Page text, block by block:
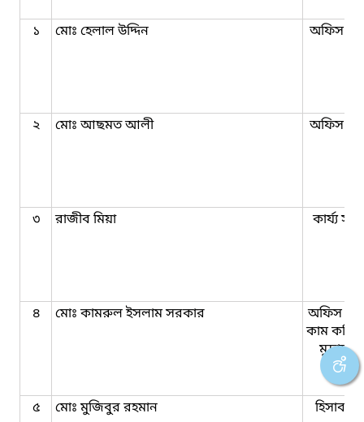
১ মোঃ হেলাল উদ্দিন অফিস
২ মোঃ আছমত আলী অফিস
৩ রাজীব মিয়া কার্য্য
৪ মোঃ কামরুল ইসলাম সরকার
অফিস
কাম
৫ মোঃ মুজিবুর রহমান হিসাব